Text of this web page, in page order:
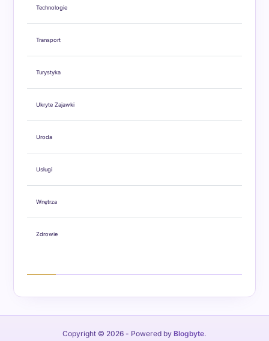
Technologie
Transport
Turystyka
Ukryte Zajawki
Uroda
Usługi
Wnętrza
Zdrowie
Copyright © 2026 - Powered by Blogbyte.